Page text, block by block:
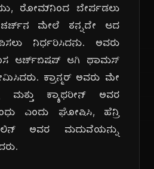
ರೋಮ್‌ನಿಂದ ಬೇರ್ಪಡಲು
ಚರ್ಚ್‌ನ ಮೇಲೆ ತನ್ನದೇ ಆದ
ನಿರ್ಧರಿಸಿದನು. ಅವರು
ಆರ್ಚ್‌ಬಿಷಪ್ ಆಗಿ ಥಾಮಸ್
ಕ್ರಾನ್ಮರ್ ಅವರು ಮೇ
ಮತ್ತು ಕ್ಯಾಥರೀನ್ ಅವರ
ಎಂದು ಘೋಷಿಸಿ, ಹೆನ್ರಿ
ಅವರ ಮದುವೆಯನ್ನು